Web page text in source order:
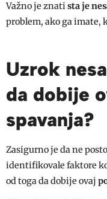
Važno je znatista je
problem, ako ga imate,
Uzrok
da dobije
spavanja?
Zasigurno je da ne
identifikovale faktore
od toga da dobije ovaj